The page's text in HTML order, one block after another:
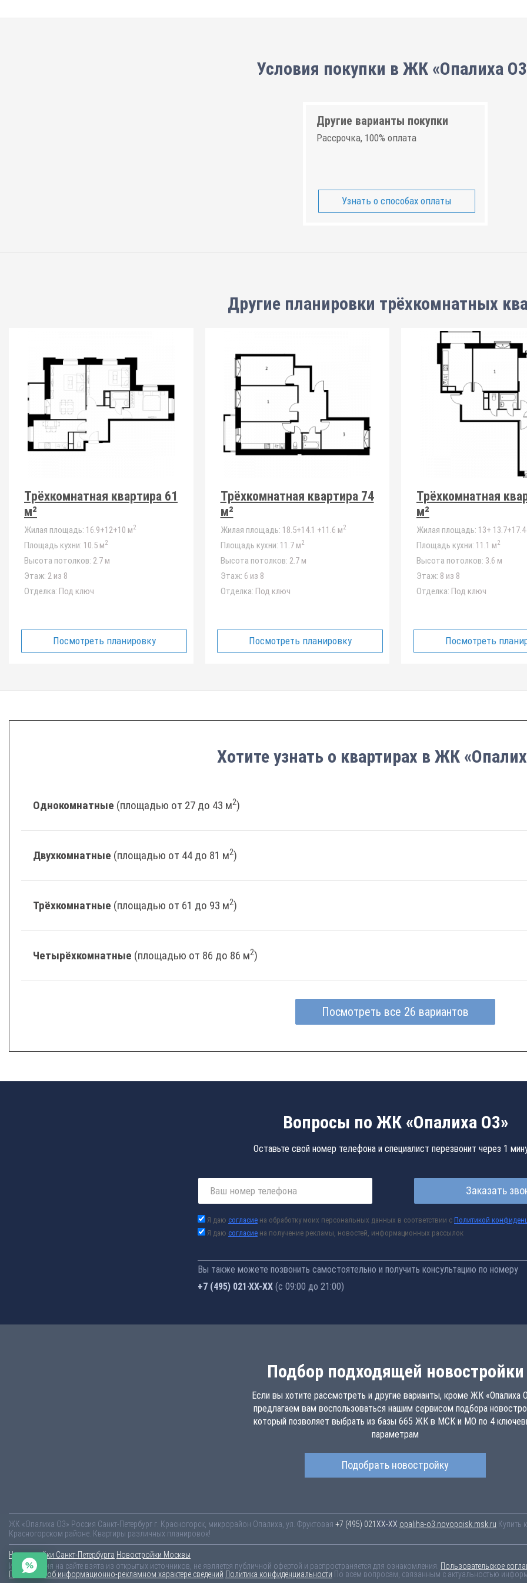
Условия покупки в ЖК «Опалиха
Другие варианты покупки
Рассрочка, 100% оплата
Узнать о способах оплаты
Другие планировки трёхкомнатных
Трёхкомнатная квартира 61
м²
Жилая площадь: 16.9+12+10 м2
Площадь кухни: 10.5 м2
Высота потолков: 2.7 м
Этаж: 2 из 8
Отделка: Под ключ
Посмотреть планировку
Трёхкомнатная квартира 74
м²
Жилая площадь: 18.5+14.1 +11.6 м2
Площадь кухни: 11.7 м2
Высота потолков: 2.7 м
Этаж: 6 из 8
Отделка: Под ключ
Посмотреть планировку
Трёхкомнатная
м²
Жилая площадь: 13+
Площадь кухни: 11.1 м2
Высота потолков: 3.6 м
Этаж: 8 из 8
Отделка: Под ключ
Посмотреть
Хотите узнать о квартирах в ЖК
Однокомнатные (площадью от 27 до 43 м2)
Двухкомнатные (площадью от 44 до 81 м2)
Трёхкомнатные (площадью от 61 до 93 м2)
Четырёхкомнатные (площадью от 86 до 86 м2)
Посмотреть все 26 вариантов
Вопросы по ЖК «Опалиха О3»
Оставьте свой номер телефона и специалист перезвонит через 1
Заказать
Я даю согласие на обработку моих персональных данных в соответствии с Политикой
Я даю согласие на получение рекламы, новостей, информационных рассылок
Вы также можете позвонить самостоятельно и получить консультацию по номеру
+7 (495) 021-41-76 (с 09:00 до 21:00)
Подбор подходящей новостройки
Если вы хотите рассмотреть и другие варианты, кроме ЖК «Опалиха
предлагаем вам воспользоваться нашим сервисом подбора
который позволяет выбрать из базы 665 ЖК в МСК и МО по 4
параметрам
Подобрать новостройку
ЖК «Опалиха О3» Россия Санкт-Петербург г. Красногорск, микрорайон Опалиха, ул. Фруктовая +7 (495) 021-41-76 opaliha-o3.novopoisk.msk.ru Купить
Красногорском районе. Квартиры различных планировок!
Новостройки Санкт-Петербурга Новостройки Москвы
Информация на сайте взята из открытых источников, не является публичной офертой и распространяется для ознакомления. Пользовательское
Пояснение об информационно-рекламном характере сведений Политика конфиденциальности По всем вопросам, связанным с актуальностью